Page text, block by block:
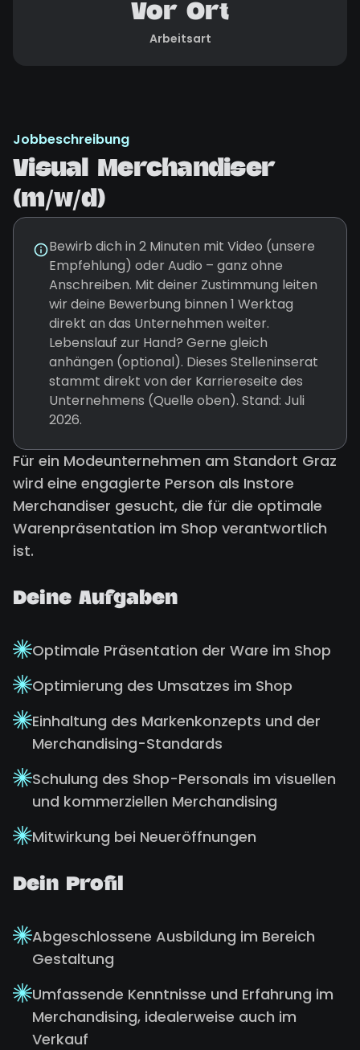
Vor Ort
Arbeitsart
Jobbeschreibung
Visual Merchandiser
(m/w/d)
Bewirb dich in 2 Minuten mit Video (unsere
Empfehlung) oder Audio – ganz ohne
Anschreiben. Mit deiner Zustimmung leiten
wir deine Bewerbung binnen 1 Werktag
direkt an das Unternehmen weiter.
Lebenslauf zur Hand? Gerne gleich
anhängen (optional). Dieses Stelleninserat
stammt direkt von der Karriereseite des
Unternehmens (Quelle oben). Stand: Juli
2026.
Für ein Modeunternehmen am Standort Graz
wird eine engagierte Person als Instore
Merchandiser gesucht, die für die optimale
Warenpräsentation im Shop verantwortlich
ist.
Deine Aufgaben
Optimale Präsentation der Ware im Shop
Optimierung des Umsatzes im Shop
Einhaltung des Markenkonzepts und der
Merchandising-Standards
Schulung des Shop-Personals im visuellen
und kommerziellen Merchandising
Mitwirkung bei Neueröffnungen
Dein Profil
Abgeschlossene Ausbildung im Bereich
Gestaltung
Umfassende Kenntnisse und Erfahrung im
Merchandising, idealerweise auch im
Verkauf